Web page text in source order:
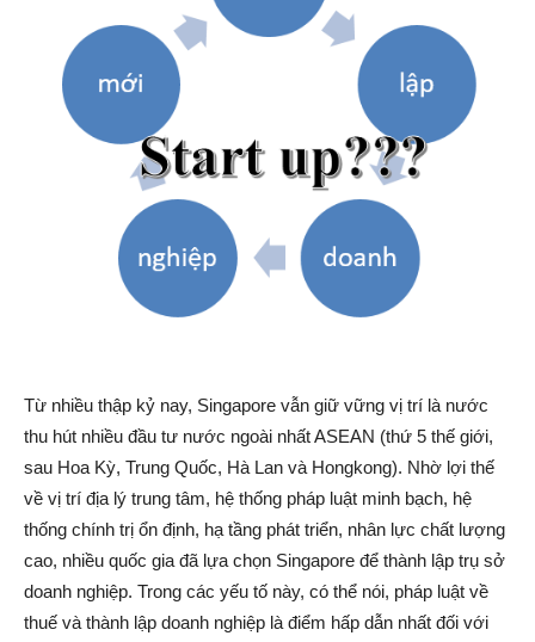
Từ nhiều thập kỷ nay, Singapore vẫn giữ vững vị trí là nước
thu hút nhiều đầu tư nước ngoài nhất ASEAN (thứ 5 thế giới,
sau Hoa Kỳ, Trung Quốc, Hà Lan và Hongkong). Nhờ lợi thế
về vị trí địa lý trung tâm, hệ thống pháp luật minh bạch, hệ
thống chính trị ổn định, hạ tầng phát triển, nhân lực chất lượng
cao, nhiều quốc gia đã lựa chọn Singapore để thành lập trụ sở
doanh nghiệp. Trong các yếu tố này, có thể nói, pháp luật về
thuế và thành lập doanh nghiệp là điểm hấp dẫn nhất đối với